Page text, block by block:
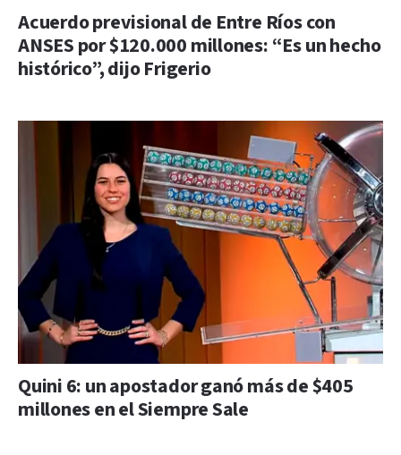
Acuerdo previsional de Entre Ríos con
ANSES por $120.000 millones: “Es un hecho
histórico”, dijo Frigerio
Quini 6: un apostador ganó más de $405
millones en el Siempre Sale